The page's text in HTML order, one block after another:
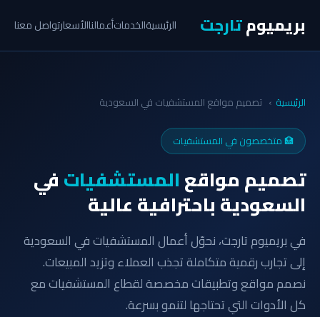
بريميومتارجت الرئيسيةالخدماتأعمالناالأسعارتواصل معنا
الرئيسية › تصميم مواقع المستشفيات في السعودية
🏥 متخصصون في المستشفيات
تصميم مواقعالمستشفياتفي
السعودية باحترافية عالية
في بريميوم تارجت، نحوّل أعمال المستشفيات في السعودية
إلى تجارب رقمية متكاملة تجذب العملاء وتزيد المبيعات.
نصمم مواقع وتطبيقات مخصصة لقطاع المستشفيات مع
كل الأدوات التي تحتاجها لتنمو بسرعة.